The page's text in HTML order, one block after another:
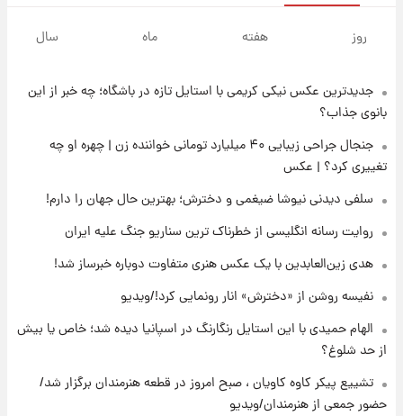
جزئیات
۱۴ ساعت پیش
آتش‌سوزی در لوناپارک شیراز؛ آخرین وضعیت
خزندگان خطرناک پس از حادثه
۱۹ ساعت پیش
خواستگار ۵۰ساله شاهدخت لئونور بازداشت شد
پدر+عکس و فیلم
روز هفته ماه سال
جدیدترین عکس نیکی کریمی با استایل تازه در باشگاه؛ چه خبر از این
بانوی جذاب؟
جنجال جراحی زیبایی ۴۰ میلیارد تومانی خواننده زن | چهره او چه
تغییری کرد؟ | عکس
سلفی دیدنی نیوشا ضیغمی و دخترش؛ بهترین حال جهان را دارم!
روایت رسانه انگلیسی از خطرناک ترین سناریو جنگ علیه ایران
هدی زین‌العابدین با یک عکس هنری متفاوت دوباره خبرساز شد!
نفیسه روشن از «دخترش» انار رونمایی کرد!/ویدیو
الهام حمیدی با این استایل رنگارنگ در اسپانیا دیده شد؛ خاص یا بیش
از حد شلوغ؟
تشییع پیکر کاوه کاویان ، صبح امروز در قطعه هنرمندان برگزار شد/
حضور جمعی از هنرمندان/ویدیو